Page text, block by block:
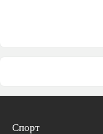
Спорт